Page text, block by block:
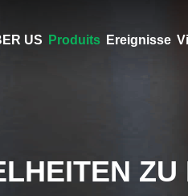
US Produits Ereignisse